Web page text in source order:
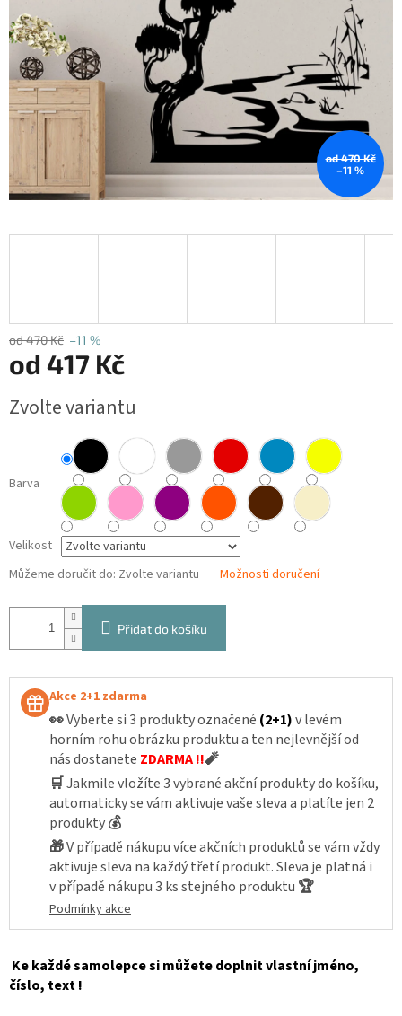
od 470 Kč
–11 %
od 470 Kč –11 %
od 417 Kč
cena:
Zvolte variantu
Barva
Velikost
Můžeme doručit do: Zvolte variantu Možnosti doručení
Přidat do košíku
Akce 2+1 zdarma
👀Vyberte si 3 produkty označené (2+1)v levém
horním rohu obrázku produktu a ten nejlevnější od
nás dostanete ZDARMA !!🧨
🛒Jakmile vložíte 3 vybrané akční produkty do košíku,
automaticky se vám aktivuje vaše sleva a platíte jen 2
produkty💰
🎁V případě nákupu více akčních produktů se vám vždy
aktivuje sleva na každý třetí produkt. Sleva je platná i
v případě nákupu 3 ks stejného produktu 🏆
Podmínky akce
Ke každé samolepce si můžete doplnit vlastní jméno,
číslo, text !